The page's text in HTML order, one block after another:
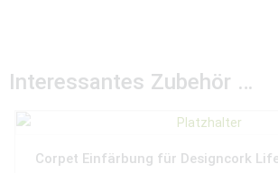
Interessantes Zubehör …
Corpet Einfärbung für Designcork